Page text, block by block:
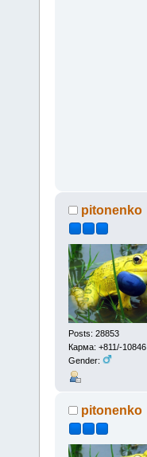
pitonenko
Posts: 28853
Карма: +811/-10846
Gender:
pitonenko